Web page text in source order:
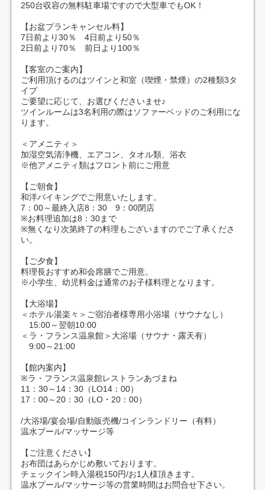
250台収容の無料駐車場ですので大型車でもOK！
【お盆プランキャンセル料】
7日前より30％ 4日前より50％
2日前より70％ 前日より100％
【客室のご案内】
ご利用頂けるのはツインと和室（喫煙・禁煙）の2種類3タ
イプ
ご要望に応じて、お選びくださいませ♪
ツインルームは3名利用の際はソファーベッドのご利用にな
ります。
＜アメニティ＞
加湿空気清浄機、エアコン、タオル類、浴衣
※他アメニティ類はフロント前にご用意
【ご朝食】
和洋バイキングでご用意いたします。
7：00～最終入店8：30 9：00閉店
※お料理追加は8：30まで
※無くなり次第終了の料理もございますのでご了承くださ
い。
【ご夕食】
料理長おすすめ和会席膳でご用意。
※小学生、幼児料金は通常のお子様料理となります。
【大浴場】
＜ホテル湯楽々＞ご宿泊者様専用小浴場（サウナなし）
15:00～翌朝10:00
＜ラ・フランス温泉館＞大浴場（サウナ・露天有）
9:00～21:00
【館内案内】
※ラ・フランス温泉館レストランあづまね
11：30～14：30（LO14：00）
17：00～20：30（LO・20：00）
/大浴場/宴会場/自動販売機/コインランドリー（有料）
温水プール/マッサージ等
【ご注意ください】
お布団はあらかじめ敷いております。
チェックイン時入湯税150円/お1人様頂きます。
温水プール/マッサージ等の営業時間はお問合せ下さい。